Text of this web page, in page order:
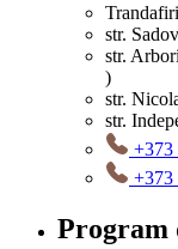
str.
str.
)
str.
str.
+373
+373
Program